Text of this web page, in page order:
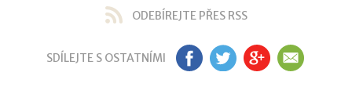
ODEBÍREJTE PŘES RSS
SDÍLEJTE S OSTATNÍMI FB TW GP EM